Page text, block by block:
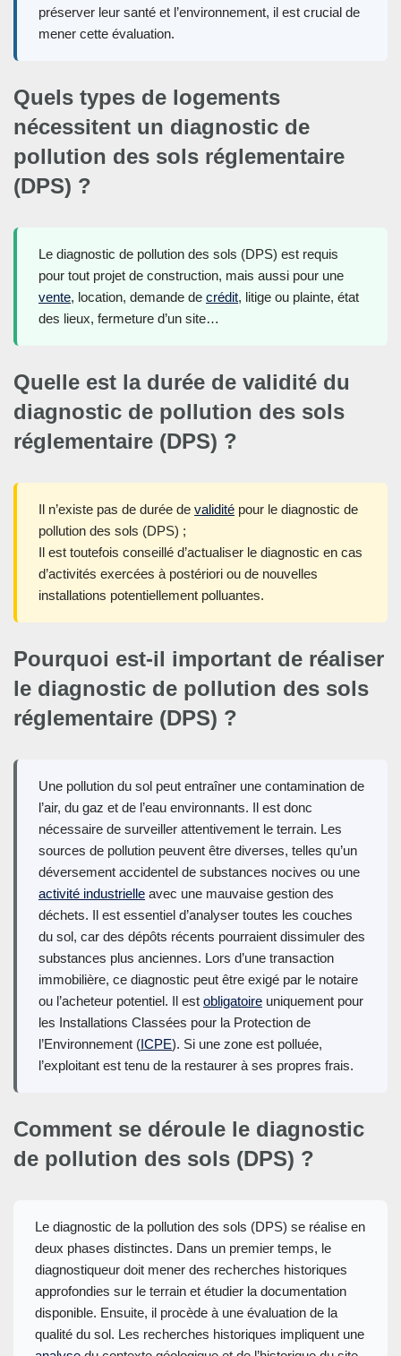
préserver leur santé et l’environnement, il est crucial de
mener cette évaluation.
Quels types de logements
nécessitent un diagnostic de
pollution des sols réglementaire
(DPS) ?
Le diagnostic de pollution des sols (DPS) est requis
pour tout projet de construction, mais aussi pour une
vente, location, demande de crédit, litige ou plainte, état
des lieux, fermeture d’un site…
Quelle est la durée de validité du
diagnostic de pollution des sols
réglementaire (DPS) ?
Il n’existe pas de durée de validité pour le diagnostic de
pollution des sols (DPS) ;
Il est toutefois conseillé d’actualiser le diagnostic en cas
d’activités exercées à postériori ou de nouvelles
installations potentiellement polluantes.
Pourquoi est-il important de réaliser
le diagnostic de pollution des sols
réglementaire (DPS) ?
Une pollution du sol peut entraîner une contamination de
l’air, du gaz et de l’eau environnants. Il est donc
nécessaire de surveiller attentivement le terrain. Les
sources de pollution peuvent être diverses, telles qu’un
déversement accidentel de substances nocives ou une
activité industrielle avec une mauvaise gestion des
déchets. Il est essentiel d’analyser toutes les couches
du sol, car des dépôts récents pourraient dissimuler des
substances plus anciennes. Lors d’une transaction
immobilière, ce diagnostic peut être exigé par le notaire
ou l’acheteur potentiel. Il est obligatoire uniquement pour
les Installations Classées pour la Protection de
l’Environnement (ICPE). Si une zone est polluée,
l’exploitant est tenu de la restaurer à ses propres frais.
Comment se déroule le diagnostic
de pollution des sols (DPS) ?
Le diagnostic de la pollution des sols (DPS) se réalise en
deux phases distinctes. Dans un premier temps, le
diagnostiqueur doit mener des recherches historiques
approfondies sur le terrain et étudier la documentation
disponible. Ensuite, il procède à une évaluation de la
qualité du sol. Les recherches historiques impliquent une